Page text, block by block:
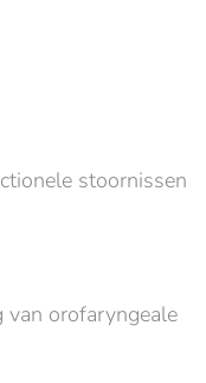
stoornissen
van orofaryngeale